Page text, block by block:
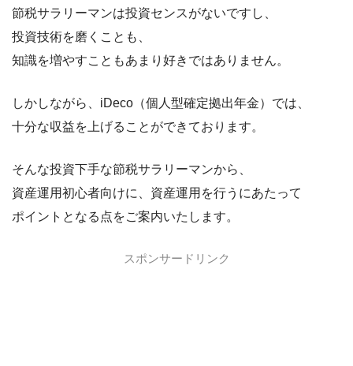
節税サラリーマンは投資センスがないですし、
投資技術を磨くことも、
知識を増やすこともあまり好きではありません。
しかしながら、iDeco（個人型確定拠出年金）では、
十分な収益を上げることができております。
そんな投資下手な節税サラリーマンから、
資産運用初心者向けに、資産運用を行うにあたって
ポイントとなる点をご案内いたします。
スポンサードリンク